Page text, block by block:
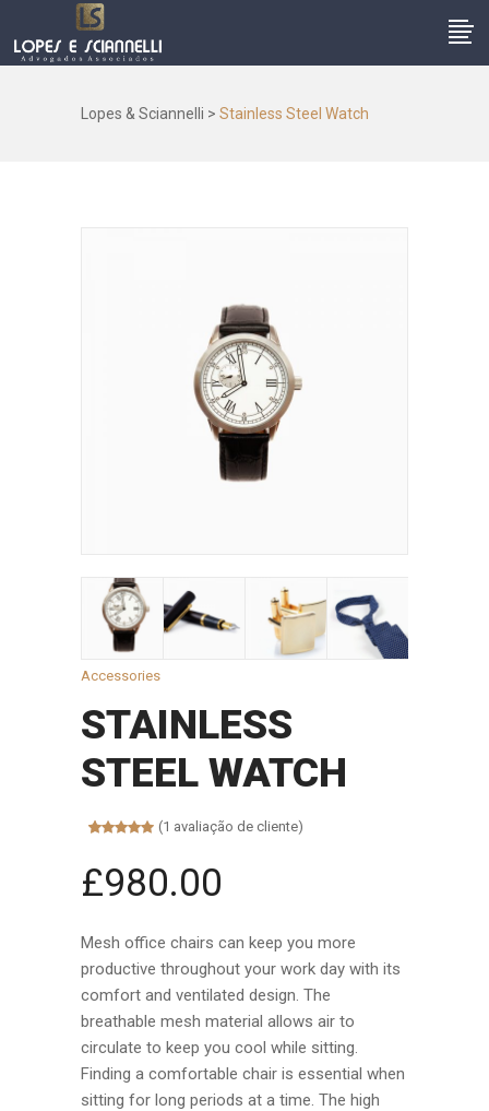
Lopes & Sciannelli > Stainless Steel Watch
Accessories
STAINLESS
STEEL WATCH
de 5, com
baseado
de cliente
(1 avaliação de cliente)
£980.00
Mesh office chairs can keep you more
productive throughout your work day with its
comfort and ventilated design. The
breathable mesh material allows air to
circulate to keep you cool while sitting.
Finding a comfortable chair is essential when
sitting for long periods at a time. The high